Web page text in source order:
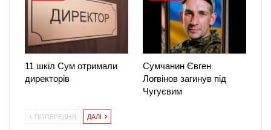
11 шкіл Сум отримали
директорів
Сумчанин Євген
Логвінов загинув під
Чугуєвим
ПОПЕРЕДНЯ ДАЛІ